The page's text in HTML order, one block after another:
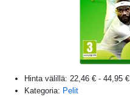
Hinta välillä: 22,46 € - 44,95 €
Kategoria: Pelit